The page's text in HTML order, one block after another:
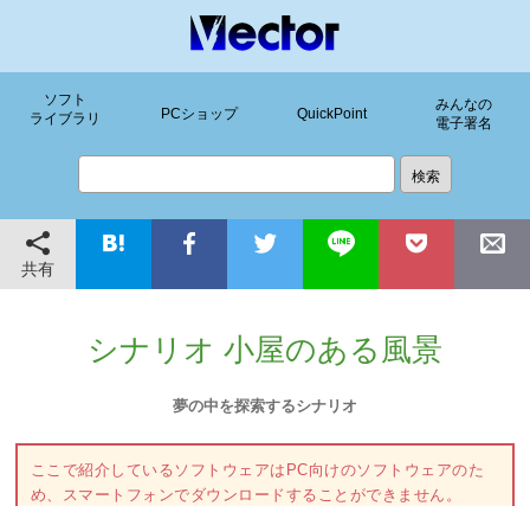
ソフト
ライブラリ
PCショップ QuickPoint
みんなの
電子署名
共有
シナリオ 小屋のある風景
夢の中を探索するシナリオ
ここで紹介しているソフトウェアはPC向けのソフトウェアのた
め、スマートフォンでダウンロードすることができません。